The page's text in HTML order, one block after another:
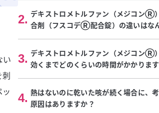
い
2. デキストロメトルファン（メジコンⓇ
合剤（フスコデⓇ配合錠）の違いはな
3. デキストロメトルファン（メジコンⓇ
効くまでどのくらいの時間がかかりま
4. 熱はないのに乾いた咳が続く場合に、
原因はありますか？